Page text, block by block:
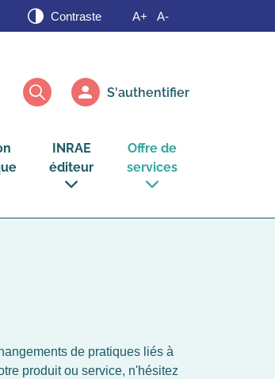
Contraste A+ A-
Rechercher
INRAE
éditeur
voir
Offre de
services
voir
de pratiques liés à
produit ou service, n'hésitez